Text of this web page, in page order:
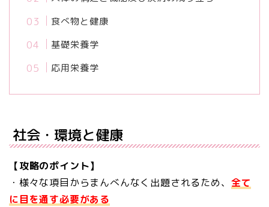
食べ物と健康
基礎栄養学
応用栄養学
社会・環境と健康
【攻略のポイント】
・様々な項目からまんべんなく出題されるため、 全て
に目を通す必要がある